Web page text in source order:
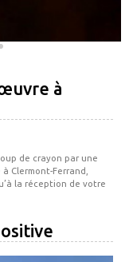
à
de crayon par une
Clermont-Ferrand,
la réception de votre